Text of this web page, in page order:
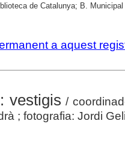
de Catalunya; B.
a aquest
vestigis /
; fotografia: Jordi